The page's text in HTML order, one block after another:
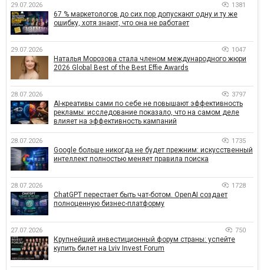
29.07.2026 1381
67 % маркетологов до сих пор допускают одну и ту же
ошибку, хотя знают, что она не работает
29.07.2026 1047
Наталья Морозова стала членом международного жюри
2026 Global Best of the Best Effie Awards
28.07.2026 3797
AI-креативы сами по себе не повышают эффективность
рекламы: исследование показало, что на самом деле
влияет на эффективность кампаний
28.07.2026 1735
Google больше никогда не будет прежним: искусственный
интеллект полностью меняет правила поиска
28.07.2026 1728
ChatGPT перестает быть чат-ботом. OpenAI создает
полноценную бизнес-платформу
27.07.2026 750
Крупнейший инвестиционный форум страны: успейте
купить билет на Lviv Invest Forum